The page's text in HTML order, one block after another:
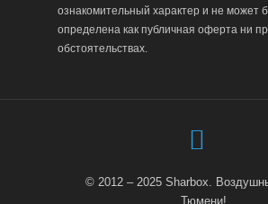
ознакомительный характер и не может
определена как публичная оферта ни
обстоятельствах.
© 2012 – 2025 Sharbox.
Тюмени!